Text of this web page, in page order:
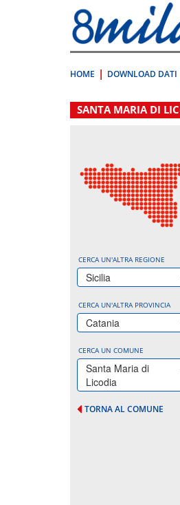
direttamente
a:
Contenuto
HOME DOWNLOAD DATI
.
SANTA MARIA DI
CERCA UN'ALTRA REGIONE
Sicilia
CERCA UN'ALTRA PROVINCIA
Catania
CERCA UN COMUNE
Santa Maria di
Licodia
TORNA AL COMUNE